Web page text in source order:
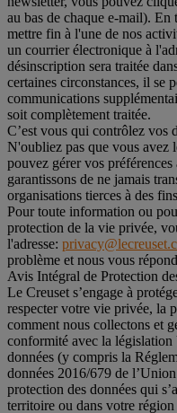
au bas de chaque e-mail). En
mettre fin à l'une de nos
un courrier électronique à
désinscription sera traitée
certaines circonstances, il se
communications
soit complètement traitée.
C’est vous qui contrôlez vos
N'oubliez pas que vous avez
pouvez gérer vos
garantissons de ne jamais
organisations tierces à des
Pour toute information ou
protection de la vie privée,
l'adresse:
problème et nous vous
Avis Intégral de Protection
Le Creuset s’engage à
respecter votre vie privée, la
comment nous collectons et
conformité avec la
données (y compris la
données 2016/679 de
protection des données qui
territoire ou dans votre